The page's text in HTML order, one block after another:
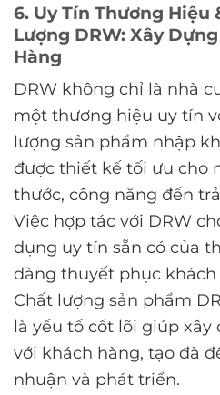
6. Uy Tín Thương Hiệu
Lượng DRW: Xây
Hàng
DRW không chỉ là nhà
một thương hiệu uy tín
lượng sản phẩm nhập
được thiết kế tối ưu cho
thước, công năng đến
Việc hợp tác với DRW
dụng uy tín sẵn có của
dàng thuyết phục
Chất lượng sản phẩm
là yếu tố cốt lõi giúp
với khách hàng, tạo đà
nhuận và phát triển.